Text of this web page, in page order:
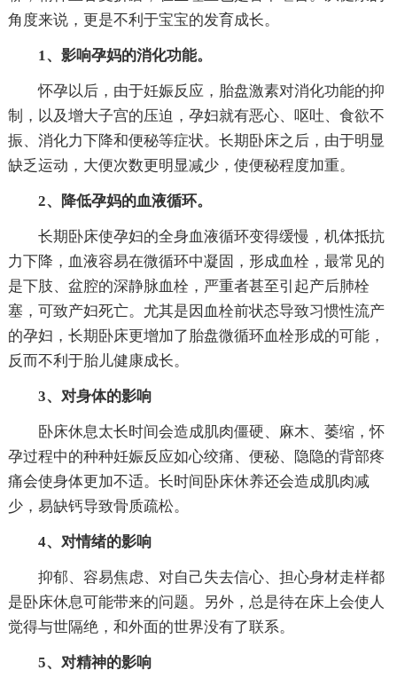
角度来说，更是不利于宝宝的发育成长。
1、影响孕妈的消化功能。
怀孕以后，由于妊娠反应，胎盘激素对消化功能的抑
制，以及增大子宫的压迫，孕妇就有恶心、呕吐、食欲不
振、消化力下降和便秘等症状。长期卧床之后，由于明显
缺乏运动，大便次数更明显减少，使便秘程度加重。
2、降低孕妈的血液循环。
长期卧床使孕妇的全身血液循环变得缓慢，机体抵抗
力下降，血液容易在微循环中凝固，形成血栓，最常见的
是下肢、盆腔的深静脉血栓，严重者甚至引起产后肺栓
塞，可致产妇死亡。尤其是因血栓前状态导致习惯性流产
的孕妇，长期卧床更增加了胎盘微循环血栓形成的可能，
反而不利于胎儿健康成长。
3、对身体的影响
卧床休息太长时间会造成肌肉僵硬、麻木、萎缩，怀
孕过程中的种种妊娠反应如心绞痛、便秘、隐隐的背部疼
痛会使身体更加不适。长时间卧床休养还会造成肌肉减
少，易缺钙导致骨质疏松。
4、对情绪的影响
抑郁、容易焦虑、对自己失去信心、担心身材走样都
是卧床休息可能带来的问题。另外，总是待在床上会使人
觉得与世隔绝，和外面的世界没有了联系。
5、对精神的影响